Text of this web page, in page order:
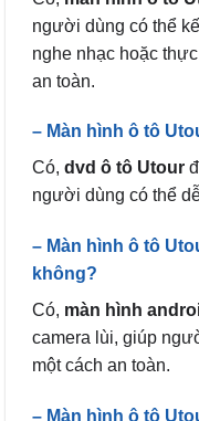
người dùng có thể
nghe nhạc hoặc
an toàn.
– Màn hình ô tô
Có, dvd ô tô Utour
người dùng có thể
– Màn hình ô tô
không?
Có, màn hình
camera lùi, giúp
một cách an toàn.
– Màn hình ô tô